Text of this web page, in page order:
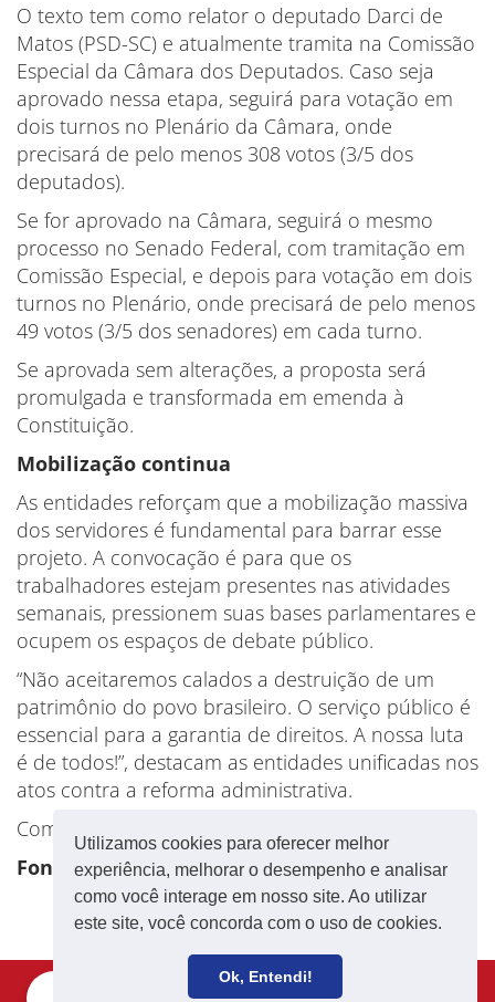
Utilizamos cookies para oferecer melhor
experiência, melhorar o desempenho e analisar
como você interage em nosso site. Ao utilizar
este site, você concorda com o uso de cookies.
Ok, Entendi!
O texto tem como relator o deputado Darci de
Matos (PSD-SC) e atualmente tramita na Comissão
Especial da Câmara dos Deputados. Caso seja
aprovado nessa etapa, seguirá para votação em
dois turnos no Plenário da Câmara, onde
precisará de pelo menos 308 votos (3/5 dos
deputados).
Se for aprovado na Câmara, seguirá o mesmo
processo no Senado Federal, com tramitação em
Comissão Especial, e depois para votação em dois
turnos no Plenário, onde precisará de pelo menos
49 votos (3/5 dos senadores) em cada turno.
Se aprovada sem alterações, a proposta será
promulgada e transformada em emenda à
Constituição.
Mobilização continua
As entidades reforçam que a mobilização massiva
dos servidores é fundamental para barrar esse
projeto. A convocação é para que os
trabalhadores estejam presentes nas atividades
semanais, pressionem suas bases parlamentares e
ocupem os espaços de debate público.
“Não aceitaremos calados a destruição de um
patrimônio do povo brasileiro. O serviço público é
essencial para a garantia de direitos. A nossa luta
é de todos!”, destacam as entidades unificadas nos
atos contra a reforma administrativa.
Com informações do site Sinpro DF e Condsef
Fonte: CNTE